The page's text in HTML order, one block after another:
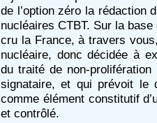
de l’option zéro la rédaction
nucléaires CTBT. Sur la
cru la France, à travers
nucléaire, donc décidée à
du traité de non-
signataire, et qui prévoit le
comme élément constitutif
et contrôlé.